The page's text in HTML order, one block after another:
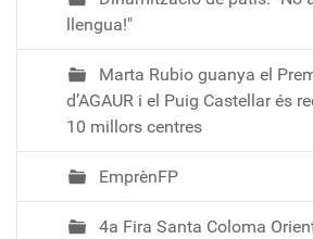
llengua!"
Marta Rubio guanya el
d’AGAUR i el Puig Castellar és
10 millors centres
EmprènFP
4a Fira Santa Coloma